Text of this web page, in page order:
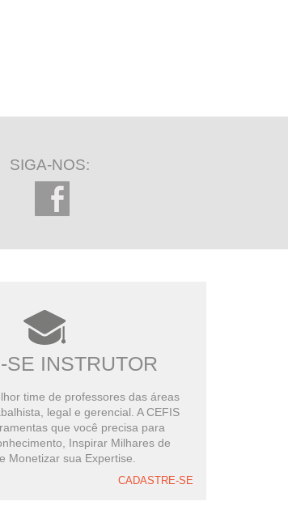
SIGA-NOS:
SE INSTRUTOR
time de professores das áreas
legal e gerencial. A CEFIS
que você precisa para
Inspirar Milhares de
Monetizar sua Expertise.
CADASTRE-SE